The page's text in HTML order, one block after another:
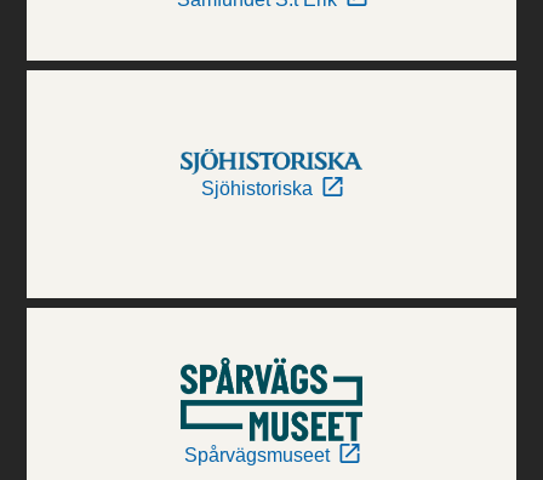
Sjöhistoriska
Spårvägsmuseet